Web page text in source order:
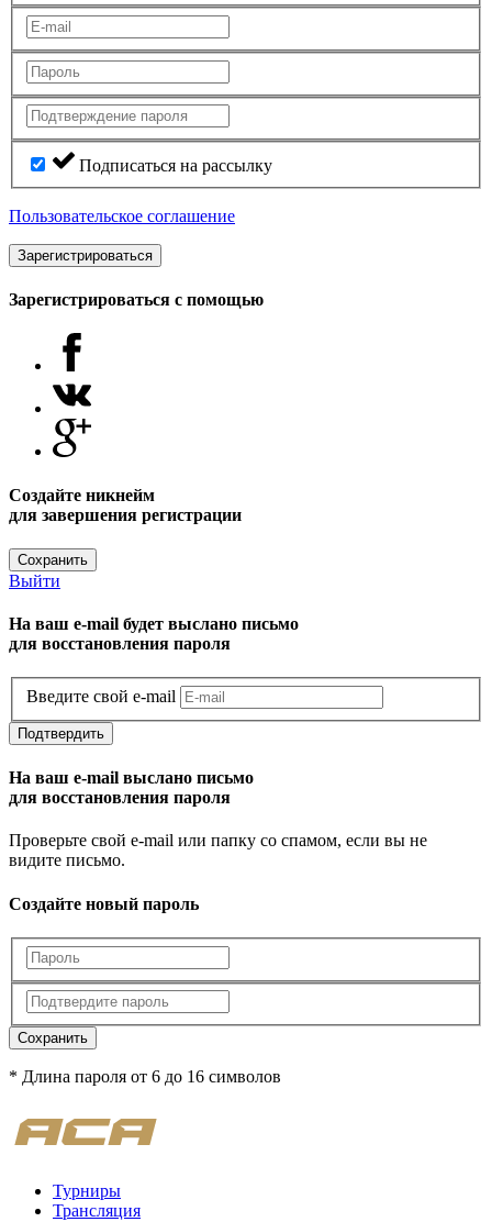
Подписаться на рассылку
Пользовательское соглашение
Зарегистрироваться
Зарегистрироваться с помощью
Создайте никнейм
для завершения регистрации
Сохранить
Выйти
На ваш e-mail будет выслано письмо
для восстановления пароля
Введите свой e-mail
Подтвердить
На ваш e-mail выслано письмо
для восстановления пароля
Проверьте свой e-mail или папку со спамом, если вы не
видите письмо.
Создайте новый пароль
Сохранить
* Длина пароля от 6 до 16 символов
Турниры
Трансляция